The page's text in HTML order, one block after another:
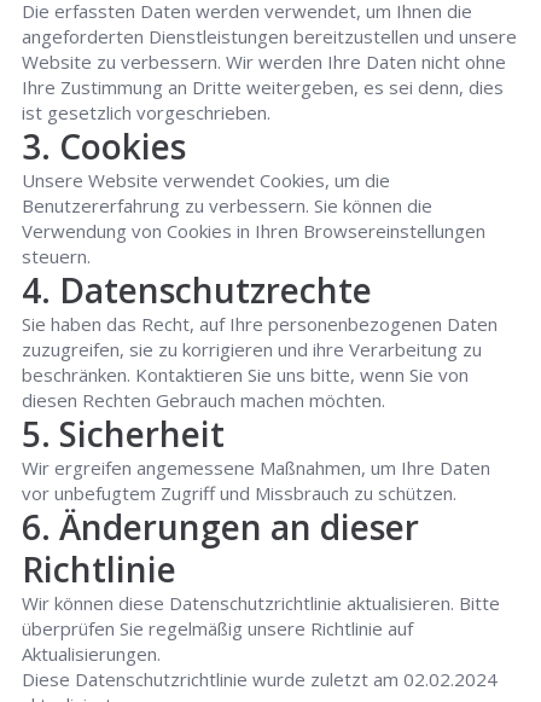
Die erfassten Daten werden verwendet, um Ihnen die
angeforderten Dienstleistungen bereitzustellen und unsere
Website zu verbessern. Wir werden Ihre Daten nicht ohne
Ihre Zustimmung an Dritte weitergeben, es sei denn, dies
ist gesetzlich vorgeschrieben.
3. Cookies
Unsere Website verwendet Cookies, um die
Benutzererfahrung zu verbessern. Sie können die
Verwendung von Cookies in Ihren Browsereinstellungen
steuern.
4. Datenschutzrechte
Sie haben das Recht, auf Ihre personenbezogenen Daten
zuzugreifen, sie zu korrigieren und ihre Verarbeitung zu
beschränken. Kontaktieren Sie uns bitte, wenn Sie von
diesen Rechten Gebrauch machen möchten.
5. Sicherheit
Wir ergreifen angemessene Maßnahmen, um Ihre Daten
vor unbefugtem Zugriff und Missbrauch zu schützen.
6. Änderungen an dieser
Richtlinie
Wir können diese Datenschutzrichtlinie aktualisieren. Bitte
überprüfen Sie regelmäßig unsere Richtlinie auf
Aktualisierungen.
Diese Datenschutzrichtlinie wurde zuletzt am 02.02.2024